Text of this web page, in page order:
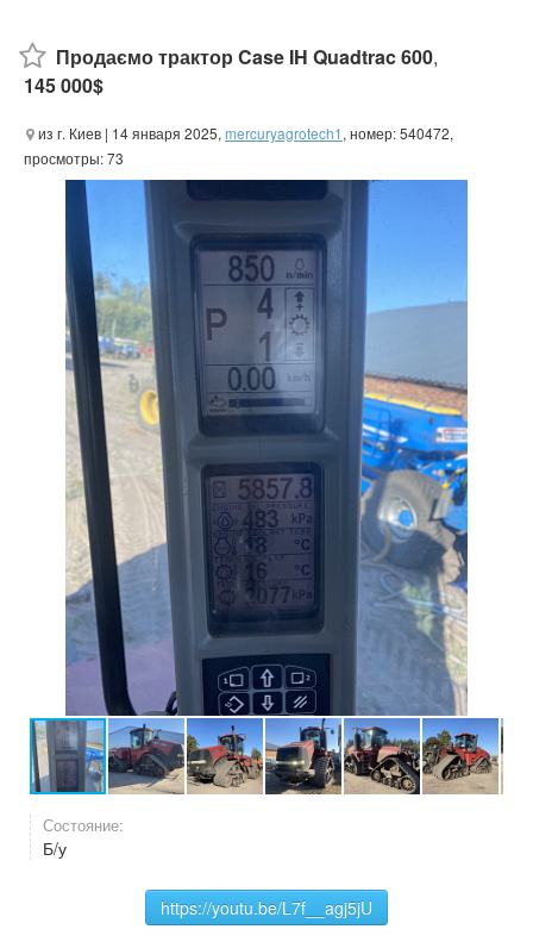
Продаємо трактор Case IH Quadtrac 600,
145 000$
из г. Киев | 14 января 2025, mercuryagrotech1 , номер: 540472,
просмотры: 73
Состояние:
Б/у
https://youtu.be/L7f__agj5jU